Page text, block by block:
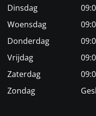
Dinsdag
Woensdag
Donderdag
Vrijdag
Zaterdag
Zondag